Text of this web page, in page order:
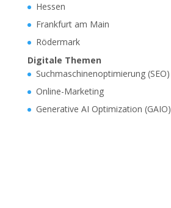
Hessen
Frankfurt am Main
Rödermark
Digitale Themen
Suchmaschinenoptimierung (SEO)
Online-Marketing
Generative AI Optimization (GAIO)